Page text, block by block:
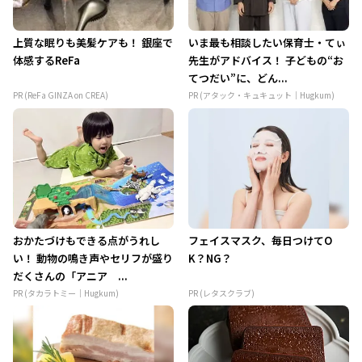
上質な眠りも美髪ケアも！ 銀座で
体感するReFa
PR (ReFa GINZA on CREA)
いま最も相談したい保育士・てぃ
先生がアドバイス！ 子どもの“お
てつだい”に、どん...
PR (アタック・キュキュット｜Hugkum)
おかたづけもできる点がうれし
い！ 動物の鳴き声やセリフが盛り
だくさんの「アニア ...
PR (タカラトミー｜Hugkum)
フェイスマスク、毎日つけてO
K？NG？
PR (レタスクラブ)